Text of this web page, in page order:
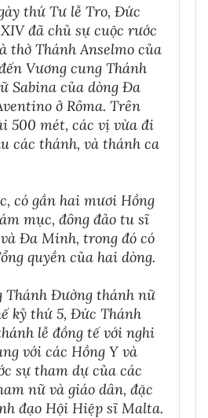
thứ Tư lễ Tro, Đức
đã chủ sự cuộc rước
thờ Thánh Anselmo của
Vương cung Thánh
Sabina của dòng Đa
ở Rôma. Trên
500 mét, các vị vừa đi
các thánh, và thánh ca
có gần hai mươi Hồng
mục, đông đảo tu sĩ
Đa Minh, trong đó có
quyền của hai dòng.
Thánh Đường thánh nữ
kỷ thứ 5, Đức Thánh
lễ đồng tế với nghi
với các Hồng Y và
sự tham dự của các
nữ và giáo dân, đặc
đạo Hội Hiệp sĩ Malta.